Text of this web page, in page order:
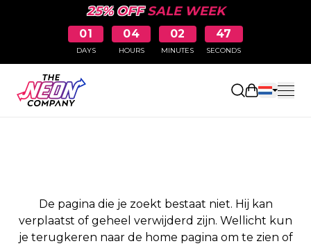
25% OFFSALE WEEK
01
DAYS
04
HOURS
02
MINUTES
47
SECONDS
PAGINA NIET
De pagina die je zoekt bestaat niet. Hij kan
verplaatst of geheel verwijderd zijn. Wellicht kun
je terugkeren naar de home pagina om te zien of